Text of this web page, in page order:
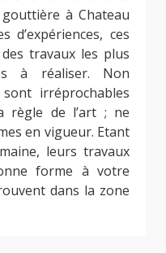
à Chateau
d’expériences, ces
travaux les plus
à réaliser. Non
irréprochables
règle de l’art ; ne
en vigueur. Etant
leurs travaux
forme à votre
dans la zone